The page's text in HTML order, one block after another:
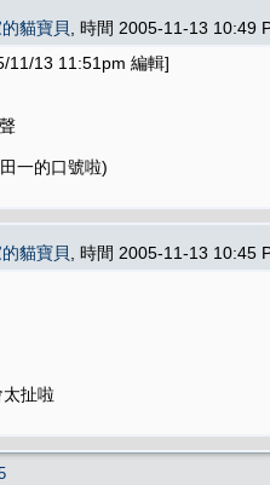
貓寶貝
, 時間 2005-11-13 10:49
11/13 11:51pm 編輯]
一的口號啦)
貓寶貝
, 時間 2005-11-13 10:45
扯啦